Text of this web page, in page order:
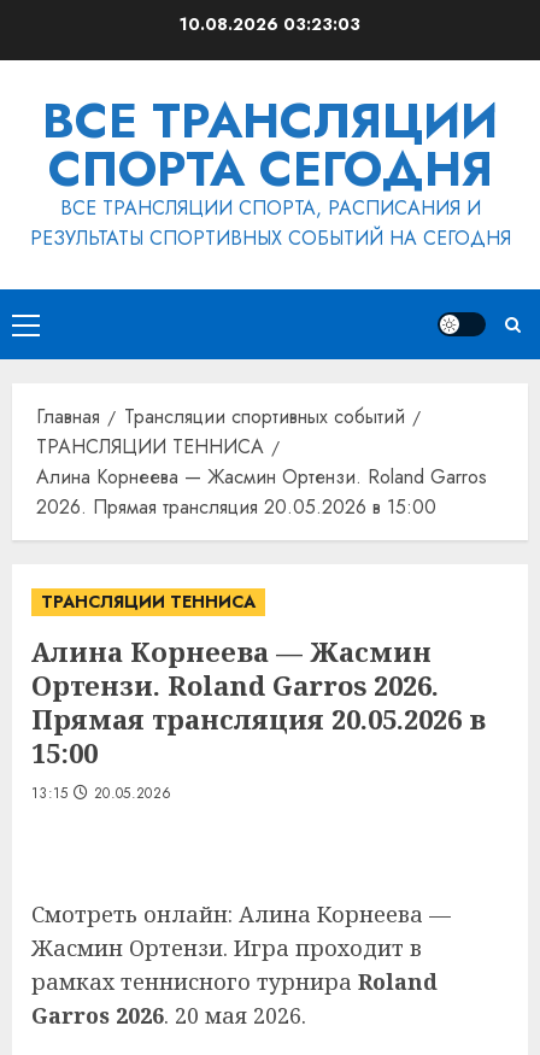
10.08.2026 03:23:03
ВСЕ ТРАНСЛЯЦИИ
СПОРТА СЕГОДНЯ
ВСЕ ТРАНСЛЯЦИИ СПОРТА, РАСПИСАНИЯ И
РЕЗУЛЬТАТЫ СПОРТИВНЫХ СОБЫТИЙ НА СЕГОДНЯ
Основное
меню
Главная
Трансляции спортивных событий
ТРАНСЛЯЦИИ ТЕННИСА
Алина Корнеева — Жасмин Ортензи. Roland Garros
2026. Прямая трансляция 20.05.2026 в 15:00
ТРАНСЛЯЦИИ ТЕННИСА
Алина Корнеева — Жасмин
Ортензи. Roland Garros 2026.
Прямая трансляция 20.05.2026 в
15:00
13:15 20.05.2026
Смотреть онлайн: Алина Корнеева —
Жасмин Ортензи. Игра проходит в
рамках теннисного турнира Roland
Garros 2026. 20 мая 2026.